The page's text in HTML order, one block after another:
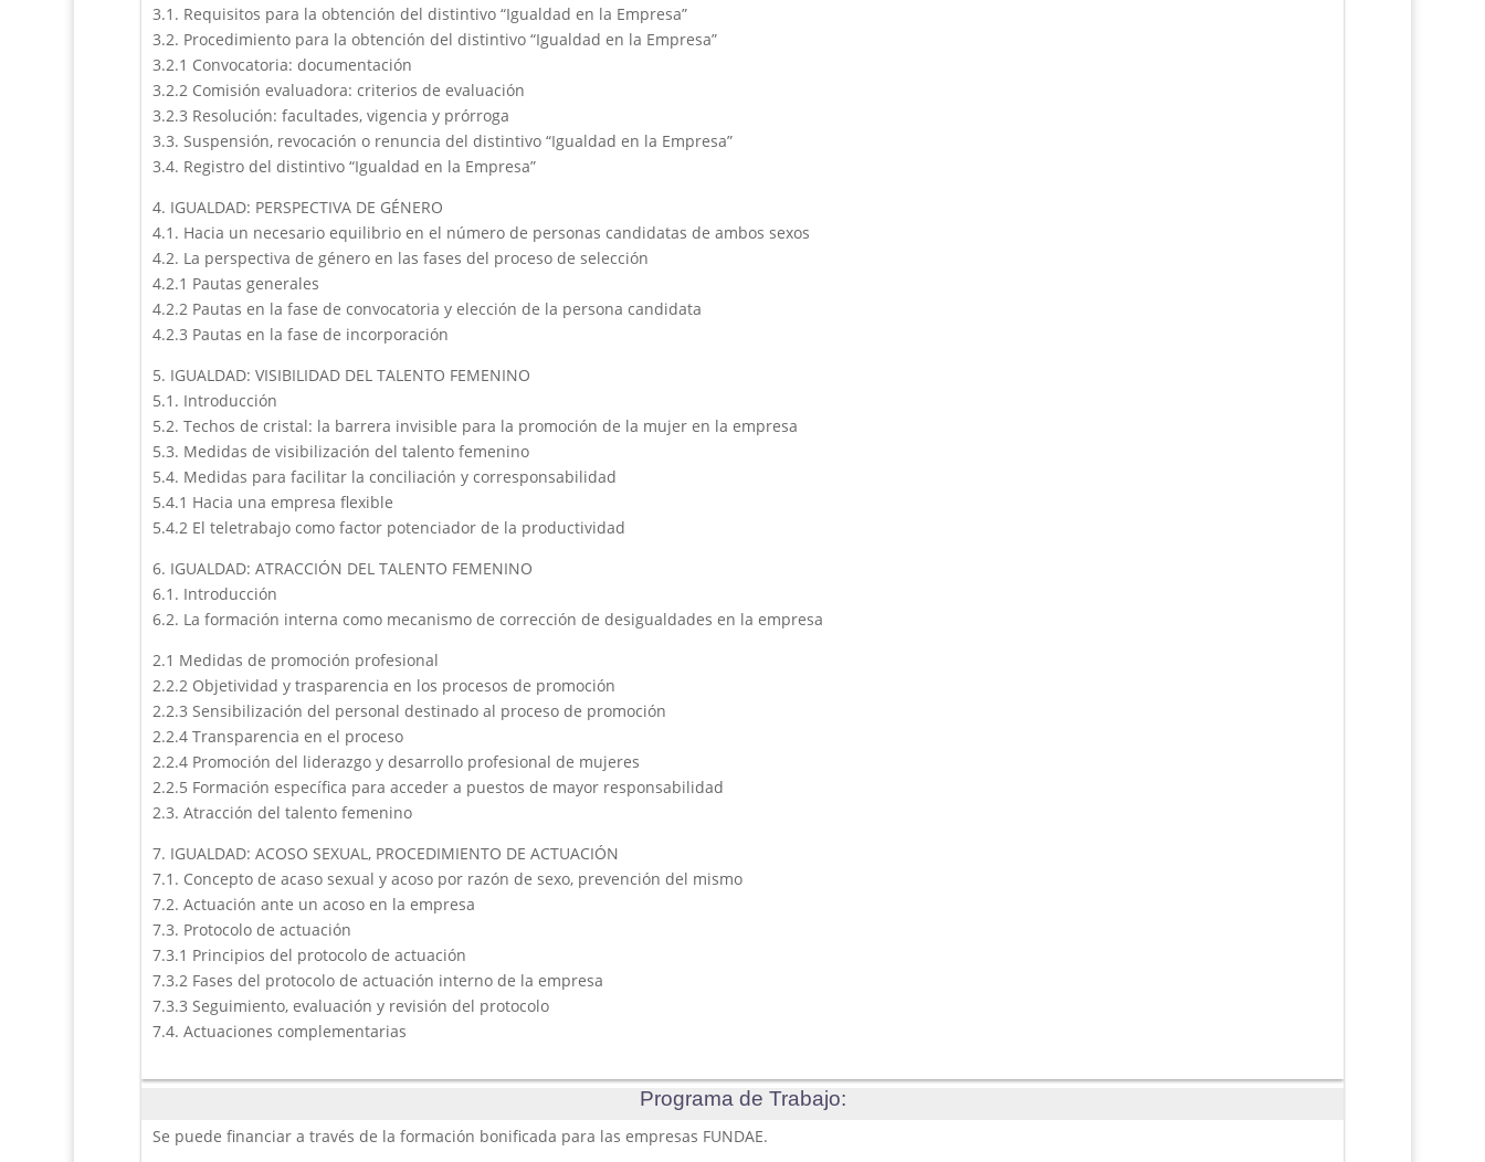
3.1. Requisitos para la obtención del distintivo “Igualdad en la Empresa”
3.2. Procedimiento para la obtención del distintivo “Igualdad en la Empresa”
3.2.1 Convocatoria: documentación
3.2.2 Comisión evaluadora: criterios de evaluación
3.2.3 Resolución: facultades, vigencia y prórroga
3.3. Suspensión, revocación o renuncia del distintivo “Igualdad en la Empresa”
3.4. Registro del distintivo “Igualdad en la Empresa”
4. IGUALDAD: PERSPECTIVA DE GÉNERO
4.1. Hacia un necesario equilibrio en el número de personas candidatas de ambos sexos
4.2. La perspectiva de género en las fases del proceso de selección
4.2.1 Pautas generales
4.2.2 Pautas en la fase de convocatoria y elección de la persona candidata
4.2.3 Pautas en la fase de incorporación
5. IGUALDAD: VISIBILIDAD DEL TALENTO FEMENINO
5.1. Introducción
5.2. Techos de cristal: la barrera invisible para la promoción de la mujer en la empresa
5.3. Medidas de visibilización del talento femenino
5.4. Medidas para facilitar la conciliación y corresponsabilidad
5.4.1 Hacia una empresa flexible
5.4.2 El teletrabajo como factor potenciador de la productividad
6. IGUALDAD: ATRACCIÓN DEL TALENTO FEMENINO
6.1. Introducción
6.2. La formación interna como mecanismo de corrección de desigualdades en la empresa
2.1 Medidas de promoción profesional
2.2.2 Objetividad y trasparencia en los procesos de promoción
2.2.3 Sensibilización del personal destinado al proceso de promoción
2.2.4 Transparencia en el proceso
2.2.4 Promoción del liderazgo y desarrollo profesional de mujeres
2.2.5 Formación específica para acceder a puestos de mayor responsabilidad
2.3. Atracción del talento femenino
7. IGUALDAD: ACOSO SEXUAL, PROCEDIMIENTO DE ACTUACIÓN
7.1. Concepto de acaso sexual y acoso por razón de sexo, prevención del mismo
7.2. Actuación ante un acoso en la empresa
7.3. Protocolo de actuación
7.3.1 Principios del protocolo de actuación
7.3.2 Fases del protocolo de actuación interno de la empresa
7.3.3 Seguimiento, evaluación y revisión del protocolo
7.4. Actuaciones complementarias
Programa de Trabajo:
Se puede financiar a través de la formación bonificada para las empresas FUNDAE.